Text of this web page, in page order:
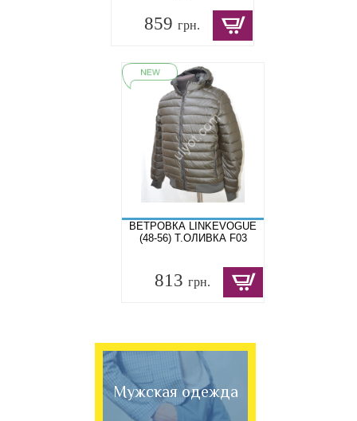
859 грн.
ВЕТРОВКА LINKEVOGUE
(48-56) Т.ОЛИВКА F03
813 грн.
Мужская одежда